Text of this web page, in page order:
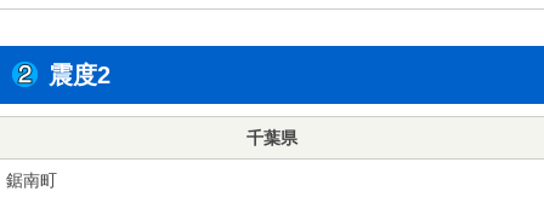
震度2
千葉県
鋸南町